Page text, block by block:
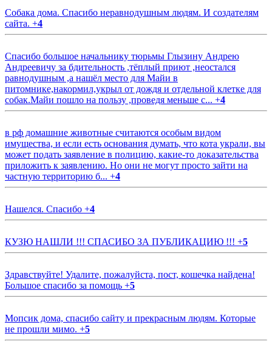
Собака дома. Спасибо неравнодушным людям. И создателям
сайта. +4
Спасибо большое начальнику тюрьмы Глызину Андрею
Андреевичу за бдительность ,тёплый приют ,неостался
равнодушным ,а нашёл место для Майи в
питомнике,накормил,укрыл от дождя и отдельной клетке для
собак.Майи пошло на пользу ,проведя меньше с... +4
в рф домашние животные считаются особым видом
имущества, и если есть основания думать, что кота украли, вы
может подать заявление в полицию, какие-то доказательства
приложить к заявлению. Но они не могут просто зайти на
частную территорию б... +4
Нашелся. Спасибо +4
КУЗЮ НАШЛИ !!! СПАСИБО ЗА ПУБЛИКАЦИЮ !!! +5
Здравствуйте! Удалите, пожалуйста, пост, кошечка найдена!
Большое спасибо за помощь +5
Мопсик дома, спасибо сайту и прекрасным людям. Которые
не прошли мимо. +5